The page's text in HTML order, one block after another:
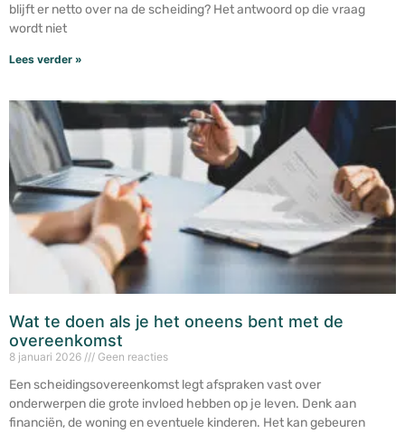
blijft er netto over na de scheiding? Het antwoord op die vraag
wordt niet
Lees verder »
Wat te doen als je het oneens bent met de
overeenkomst
8 januari 2026 Geen reacties
Een scheidingsovereenkomst legt afspraken vast over
onderwerpen die grote invloed hebben op je leven. Denk aan
financiën, de woning en eventuele kinderen. Het kan gebeuren